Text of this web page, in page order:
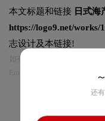
本文标题和链接 日式海
https://logo9.net/works/
志设计及本链接!
如有内容侵犯您的合法权益
Email:75696531@qq.com
还